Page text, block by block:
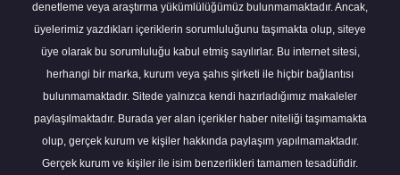
denetleme veya araştırma yükümlülüğümüz bulunmamaktadır. Ancak,
üyelerimiz yazdıkları içeriklerin sorumluluğunu taşımakta olup, siteye
üye olarak bu sorumluluğu kabul etmiş sayılırlar. Bu internet sitesi,
herhangi bir marka, kurum veya şahıs şirketi ile hiçbir bağlantısı
bulunmamaktadır. Sitede yalnızca kendi hazırladığımız makaleler
paylaşılmaktadır. Burada yer alan içerikler haber niteliği taşımamakta
olup, gerçek kurum ve kişiler hakkında paylaşım yapılmamaktadır.
Gerçek kurum ve kişiler ile isim benzerlikleri tamamen tesadüfidir.